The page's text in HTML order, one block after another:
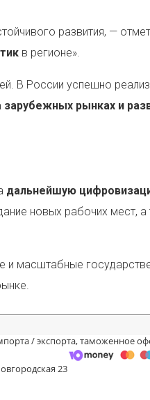
развития, —
в регионе».
В России успешно
рынках и
дальнейшую
новых рабочих мест,
и масштабные
/ экспорта, таможенное
23